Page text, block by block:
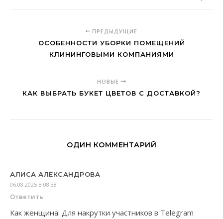
ПРЕДЫДУЩИЕ
ОСОБЕННОСТИ УБОРКИ ПОМЕЩЕНИЙ
КЛИНИНГОВЫМИ КОМПАНИЯМИ
НОВЫЕ
КАК ВЫБРАТЬ БУКЕТ ЦВЕТОВ С ДОСТАВКОЙ?
ОДИН КОММЕНТАРИЙ
АЛИСА АЛЕКСАНДРОВА
06.08.2025 В 08:38
Ответить
Как женщина: Для накрутки участников в Telegram